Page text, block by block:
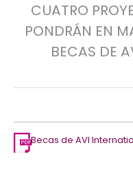
CUATRO
PONDRÁN EN
BECAS DE
Becas de AVI